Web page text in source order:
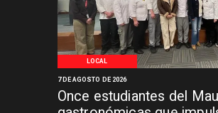
LOCAL
Once estudiantes del
7 DE AGOSTO DE 2026